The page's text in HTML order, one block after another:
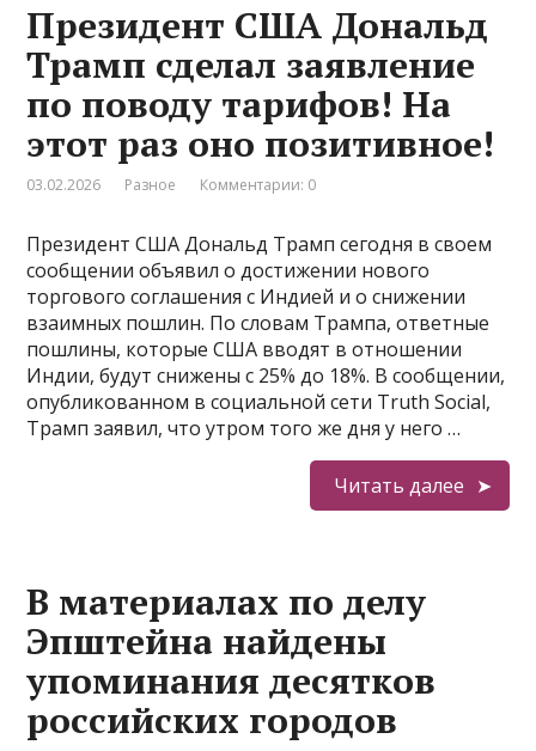
Президент США Дональд
Трамп сделал заявление
по поводу тарифов! На
этот раз оно позитивное!
03.02.2026 Разное Комментарии: 0
Президент США Дональд Трамп сегодня в своем
сообщении объявил о достижении нового
торгового соглашения с Индией и о снижении
взаимных пошлин. По словам Трампа, ответные
пошлины, которые США вводят в отношении
Индии, будут снижены с 25% до 18%. В сообщении,
опубликованном в социальной сети Truth Social,
Трамп заявил, что утром того же дня у него …
Читать далее
В материалах по делу
Эпштейна найдены
упоминания десятков
российских городов